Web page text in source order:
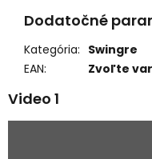
Dodatočné
Kategória: Swingre
EAN: Zvoľte
Video 1